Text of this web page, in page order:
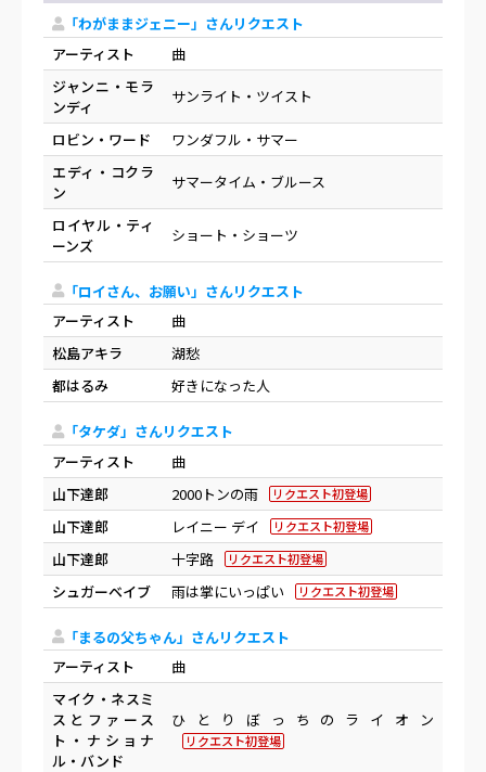
「わがままジェニー」さんリクエスト
アーティスト
曲
ジャンニ・モラ
ンディ
サンライト・ツイスト
ロビン・ワード
ワンダフル・サマー
エディ・コクラ
ン
サマータイム・ブルース
ロイヤル・ティ
ーンズ
ショート・ショーツ
「ロイさん、お願い」さんリクエスト
アーティスト
曲
松島アキラ
湖愁
都はるみ
好きになった人
「タケダ」さんリクエスト
アーティスト
曲
山下達郎
2000トンの雨 リクエスト初登場
山下達郎 レイニー デイ リクエスト初登場
山下達郎 十字路 リクエスト初登場
シュガーベイブ 雨は掌にいっぱい リクエスト初登場
「まるの父ちゃん」さんリクエスト
アーティスト
曲
マイク・ネスミ
スとファース
ト・ナショナ
ル・バンド
ひとりぼっちのライオン
リクエスト初登場